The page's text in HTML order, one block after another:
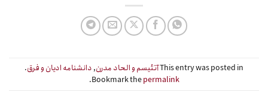
This entry was posted inآتئیسم و الحاد مدرن,دانشنامه ادیان و فرق.
Bookmark thepermalink
.